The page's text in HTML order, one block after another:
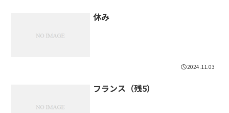
休み
2024.11.03
フランス（残5）